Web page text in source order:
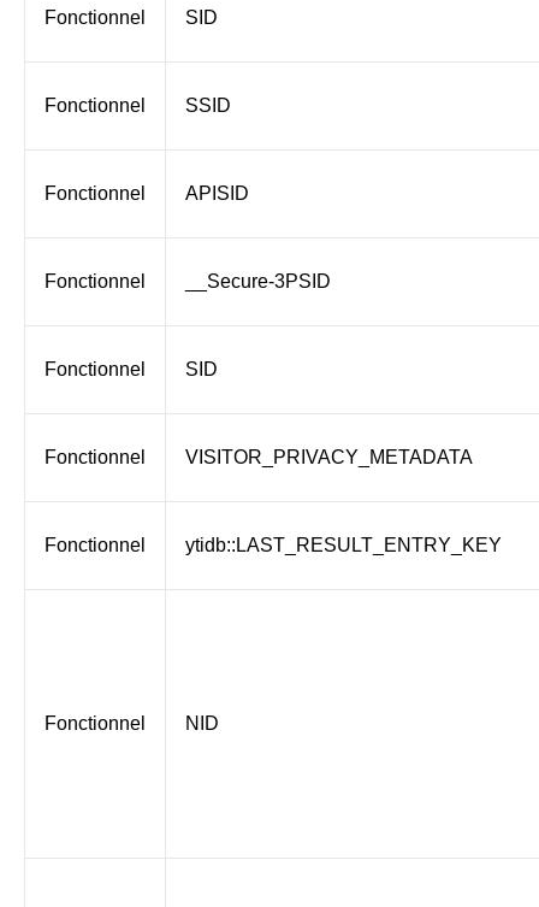
Fonctionnel SID
Fonctionnel SSID
Fonctionnel APISID
Fonctionnel __Secure-3PSID
Fonctionnel SID
Fonctionnel VISITOR_PRIVACY_METADATA
Fonctionnel ytidb::LAST_RESULT_ENTRY_KEY
Fonctionnel NID